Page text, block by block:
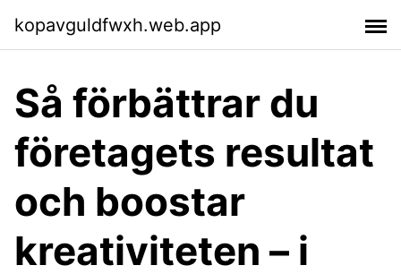
kopavguldfwxh.web.app
Så förbättrar du
företagets resultat
och boostar
kreativiteten – i